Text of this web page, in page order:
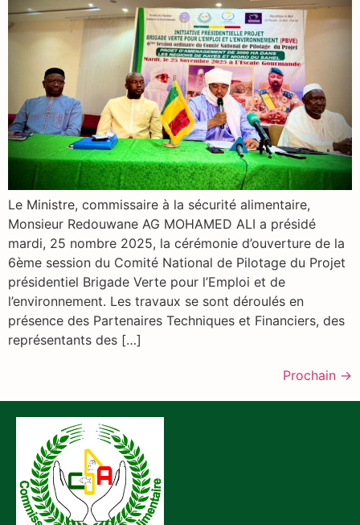
Le Ministre, commissaire à la sécurité alimentaire,
Monsieur Redouwane AG MOHAMED ALI a présidé
mardi, 25 nombre 2025, la cérémonie d’ouverture de la
6ème session du Comité National de Pilotage du Projet
présidentiel Brigade Verte pour l’Emploi et de
l’environnement. ‎Les travaux se sont déroulés en
présence des Partenaires Techniques et Financiers, des
représentants des […]
Prochain →